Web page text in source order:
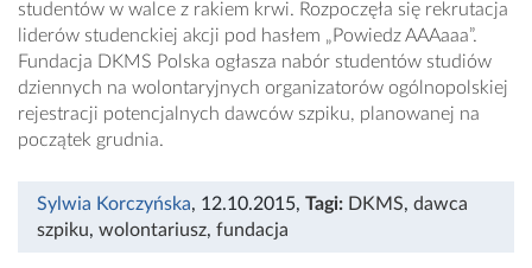
studentów w walce z rakiem krwi. Rozpoczęła się rekrutacja
liderów studenckiej akcji pod hasłem „Powiedz AAAaaa”.
Fundacja DKMS Polska ogłasza nabór studentów studiów
dziennych na wolontaryjnych organizatorów ogólnopolskiej
rejestracji potencjalnych dawców szpiku, planowanej na
początek grudnia.
Sylwia Korczyńska, 12.10.2015, Tagi: DKMS, dawca
szpiku, wolontariusz, fundacja